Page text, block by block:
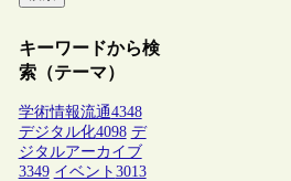
キーワードから検
索（テーマ）
学術情報流通4348
デジタル化4098 デ
ジタルアーカイブ
3349 イベント 3013